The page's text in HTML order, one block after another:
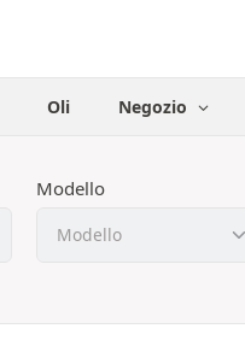
Oli Negozio
Modello